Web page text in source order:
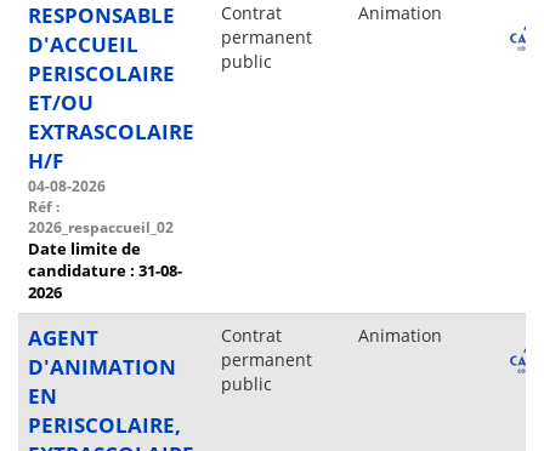
RESPONSABLE
D'ACCUEIL
PERISCOLAIRE
ET/OU
EXTRASCOLAIRE
H/F
04-08-2026
Réf :
2026_respaccueil_02
Date limite de
candidature : 31-08-
2026
Contrat
permanent
public
Animation
AGENT
D'ANIMATION
EN
PERISCOLAIRE,
Contrat
permanent
public
Animation